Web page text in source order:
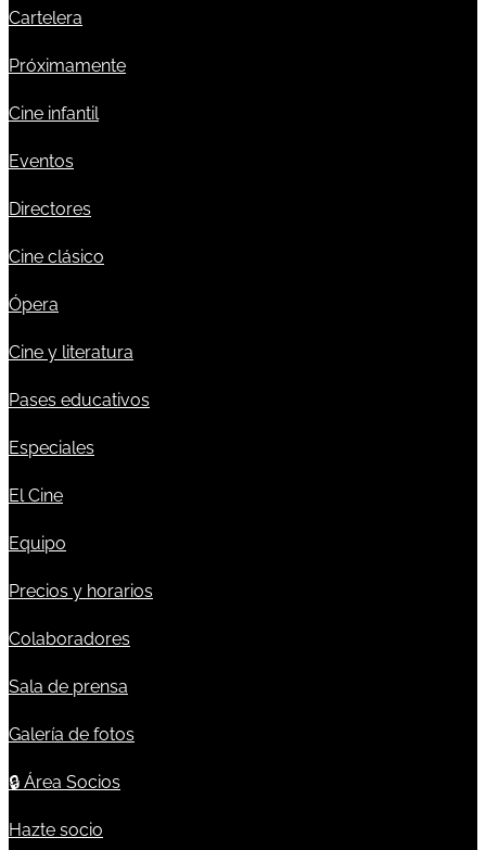
Cartelera
Próximamente
Cine infantil
Eventos
Directores
Cine clásico
Ópera
Cine y literatura
Pases educativos
Especiales
El Cine
Equipo
Precios y horarios
Colaboradores
Sala de prensa
Galería de fotos
🔒 Área Socios
Hazte socio